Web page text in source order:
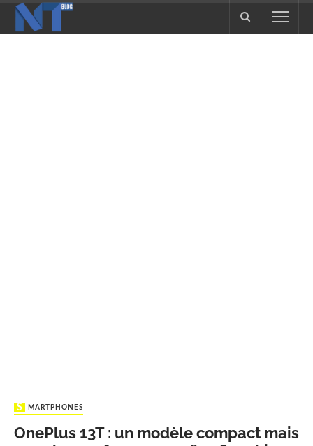
SMARTPHONES
OnePlus 13T : un modèle compact mais